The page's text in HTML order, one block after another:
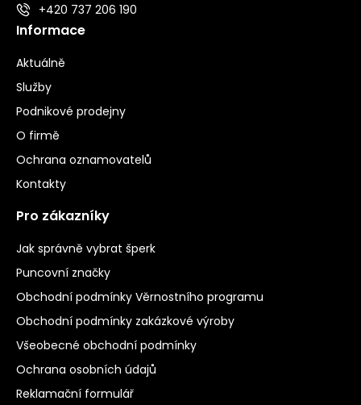
+420 737 206 190
Informace
Aktuálně
Služby
Podnikové prodejny
O firmě
Ochrana oznamovatelů
Kontakty
Pro zákazníky
Jak správně vybrat šperk
Puncovní značky
Obchodní podmínky Věrnostního programu
Obchodní podmínky zakázkové výroby
Všeobecné obchodní podmínky
Ochrana osobních údajů
Reklamační formulář